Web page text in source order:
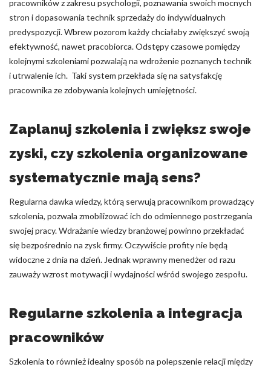
pracowników z zakresu psychologii, poznawania swoich mocnych
stron i dopasowania technik sprzedaży do indywidualnych
predyspozycji. Wbrew pozorom każdy chciałaby zwiększyć swoją
efektywność, nawet pracobiorca. Odstępy czasowe pomiędzy
kolejnymi szkoleniami pozwalają na wdrożenie poznanych technik
i utrwalenie ich. Taki system przekłada się na satysfakcję
pracownika ze zdobywania kolejnych umiejętności.
Zaplanuj szkolenia i zwiększ swoje
zyski, czy szkolenia organizowane
systematycznie mają sens?
Regularna dawka wiedzy, którą serwują pracownikom prowadzący
szkolenia, pozwala zmobilizować ich do odmiennego postrzegania
swojej pracy. Wdrażanie wiedzy branżowej powinno przekładać
się bezpośrednio na zysk firmy. Oczywiście profity nie będą
widoczne z dnia na dzień. Jednak wprawny menedżer od razu
zauważy wzrost motywacji i wydajności wśród swojego zespołu.
Regularne szkolenia a integracja
pracowników
Szkolenia to również idealny sposób na polepszenie relacji między